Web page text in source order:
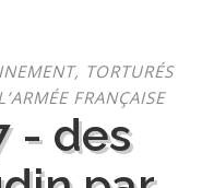
TORTURÉS
FRANÇAISE
- des